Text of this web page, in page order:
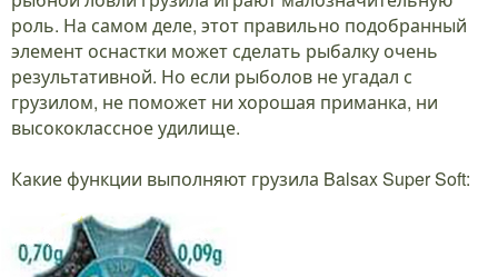
роль. На самом деле, этот правильно подобранный
элемент оснастки может сделать рыбалку очень
результативной. Но если рыболов не угадал с
грузилом, не поможет ни хорошая приманка, ни
высококлассное удилище.
Какие функции выполняют грузила Balsax Super Soft: